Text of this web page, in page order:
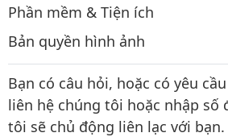
Phần mềm & Tiện ích
Bản quyền hình ảnh
Bạn có câu hỏi, hoặc có yêu
liên hệ chúng tôi hoặc nhập số
tôi sẽ chủ động liên lạc với bạn.